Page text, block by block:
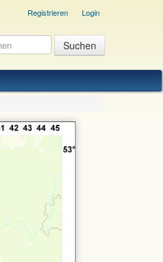
Registrieren Login